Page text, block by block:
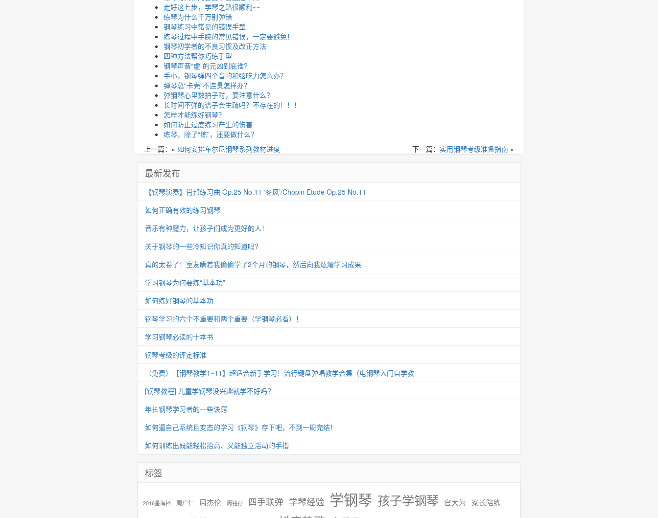
走好这七步，学琴之路很顺利~~
练琴为什么千万别弹错
钢琴练习中常见的错误手型
练琴过程中手腕的常见错误，一定要避免！
钢琴初学者的不良习惯及改正方法
四种方法帮你巧练手型
钢琴声音“虚”的元凶到底谁?
手小，钢琴弹四个音的和弦吃力怎么办？
弹琴总“卡壳”不连贯怎样办？
弹钢琴心里数拍子时，要注意什么?
长时间不弹的谱子会生疏吗？不存在的！！！
怎样才能练好钢琴？
如何防止过度练习产生的伤害
练琴，除了“练”，还要做什么？
下一篇： 实用钢琴考级准备指南 »
上一篇：« 如何安排车尔尼钢琴系列教材进度
最新发布
【钢琴演奏】肖邦练习曲 Op.25 No.11 ‘冬风’/Chopin Etude Op.25 No.11
如何正确有效的练习钢琴
音乐有种魔力，让孩子们成为更好的人！
关于钢琴的一些冷知识你真的知道吗?
真的太卷了！室友瞒着我偷偷学了2个月的钢琴，然后向我炫耀学习成果
学习钢琴为何要练“基本功”
如何练好钢琴的基本功
钢琴学习的六个不重要和两个重要（学钢琴必看）！
学习钢琴必读的十本书
钢琴考级的评定标准
（免费）【钢琴教学1~11】超适合新手学习！流行键盘弹唱教学合集（电钢琴入门自学教
[钢琴教程] 儿童学钢琴没兴趣就学不好吗?
年长钢琴学习者的一些诀窍
如何逼自己系统且变态的学习《钢琴》存下吧，不到一周完结！
如何训练出既能轻松抬高、又能独立活动的手指
标签
2016星海杯 周广仁 周杰伦 周铭孙 四手联弹 学琴经验 学钢琴 孩子学钢琴 官大为 家长陪练